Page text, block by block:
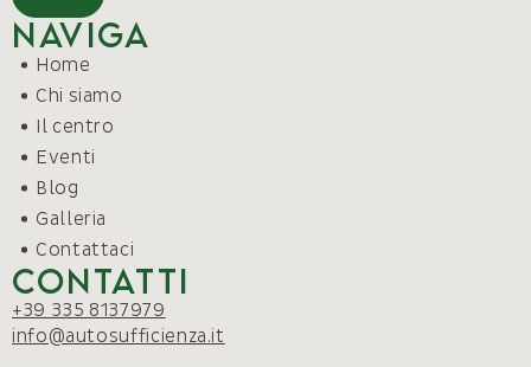
Naviga
Home
Chi siamo
Il centro
Eventi
Blog
Galleria
Contattaci
Contatti
+39 335 8137979
info@autosufficienza.it